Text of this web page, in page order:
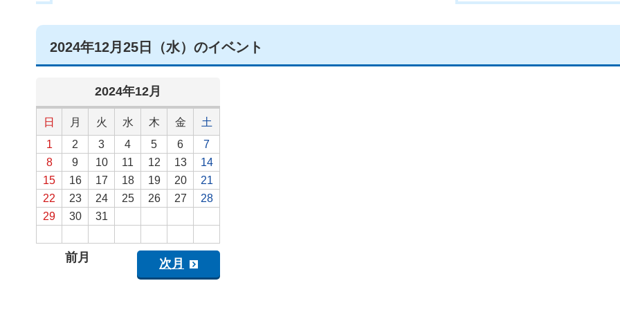
2024年12月25日（水）のイベント
2024年12月
日 月 火 水 木 金
土
1
2 3 4 5 6
7
8
9 10 11 12 13
14
15
16 17 18 19 20
21
22
23 24 25 26 27
28
29
30 31
前月 次月